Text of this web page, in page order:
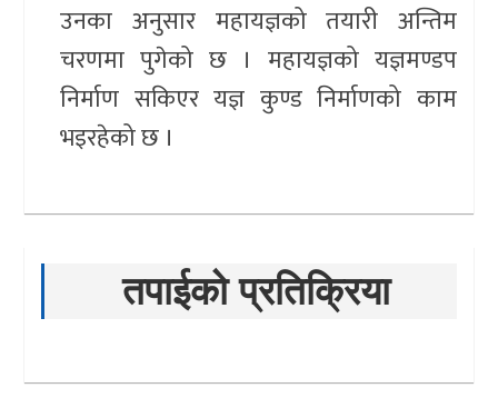
उनका अनुसार महायज्ञको तयारी अन्तिम
चरणमा पुगेको छ । महायज्ञको यज्ञमण्डप
निर्माण सकिएर यज्ञ कुण्ड निर्माणको काम
भइरहेको छ ।
तपाईको प्रतिक्रिया